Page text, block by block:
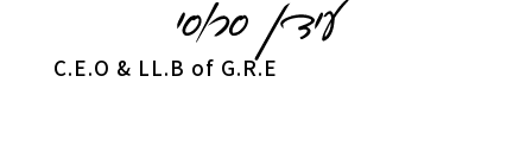
C.E.O & LL.B of G.R.E